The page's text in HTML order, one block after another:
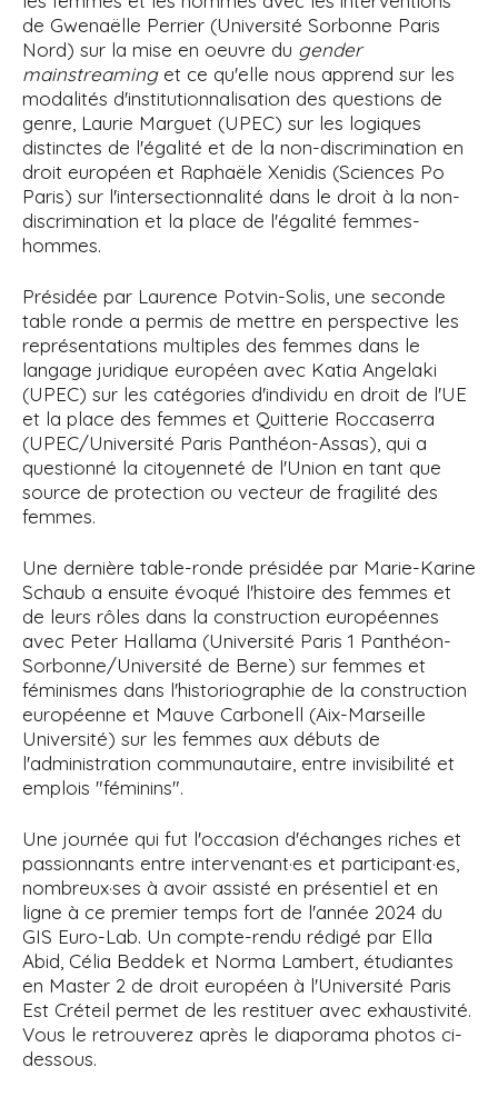
de Gwenaëlle Perrier (Université Sorbonne Paris
Nord) sur la mise en oeuvre du gender
mainstreaminget ce qu'elle nous apprend sur les
modalités d'institutionnalisation des questions de
genre, Laurie Marguet (UPEC) sur les logiques
distinctes de l'égalité et de la non-discrimination en
droit européen et Raphaële Xenidis (Sciences Po
Paris) sur l'intersectionnalité dans le droit à la non-
discrimination et la place de l'égalité femmes-
hommes.
Présidée par Laurence Potvin-Solis, une seconde
table ronde a permis de mettre en perspective les
représentations multiples des femmes dans le
langage juridique européen avec Katia Angelaki
(UPEC) sur les catégories d'individu en droit de l'UE
et la place des femmes et Quitterie Roccaserra
(UPEC/Université Paris Panthéon-Assas), qui a
questionné la citoyenneté de l'Union en tant que
source de protection ou vecteur de fragilité des
femmes.
Une dernière table-ronde présidée par Marie-Karine
Schaub a ensuite évoqué l'histoire des femmes et
de leurs rôles dans la construction européennes
avec Peter Hallama (Université Paris 1 Panthéon-
Sorbonne/Université de Berne) sur femmes et
féminismes dans l'historiographie de la construction
européenne et Mauve Carbonell (Aix-Marseille
Université) sur les femmes aux débuts de
l'administration communautaire, entre invisibilité et
emplois "féminins".
Une journée qui fut l'occasion d'échanges riches et
passionnants entre intervenant·es et participant·es,
nombreux·ses à avoir assisté en présentiel et en
ligne à ce premier temps fort de l'année 2024 du
GIS Euro-Lab. Un compte-rendu rédigé par Ella
Abid, Célia Beddek et Norma Lambert, étudiantes
en Master 2 de droit européen à l'Université Paris
Est Créteil permet de les restituer avec exhaustivité.
Vous le retrouverez après le diaporama photos ci-
dessous.